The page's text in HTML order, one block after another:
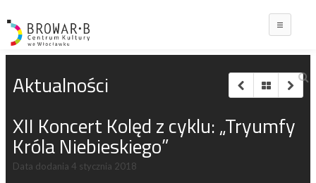
Aktualności
XII Koncert Kolęd z cyklu: „Tryumfy
Króla Niebieskiego”
Data dodania 4 stycznia 2018